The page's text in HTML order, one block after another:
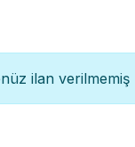
ilan verilmemiş